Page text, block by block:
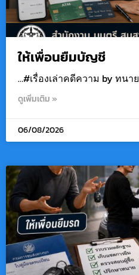
ให้เพื่อนยืมบัญชี
…#เรื่องเล่าคดีความ by ทนา
ดูเพิ่มเติม »
06/08/2026